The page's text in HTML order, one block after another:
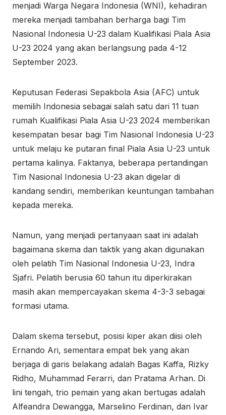
menjadi Warga Negara Indonesia (WNI), kehadiran
mereka menjadi tambahan berharga bagi Tim
Nasional Indonesia U-23 dalam Kualifikasi Piala Asia
U-23 2024 yang akan berlangsung pada 4-12
September 2023.
Keputusan Federasi Sepakbola Asia (AFC) untuk
memilih Indonesia sebagai salah satu dari 11 tuan
rumah Kualifikasi Piala Asia U-23 2024 memberikan
kesempatan besar bagi Tim Nasional Indonesia U-23
untuk melaju ke putaran final Piala Asia U-23 untuk
pertama kalinya. Faktanya, beberapa pertandingan
Tim Nasional Indonesia U-23 akan digelar di
kandang sendiri, memberikan keuntungan tambahan
kepada mereka.
Namun, yang menjadi pertanyaan saat ini adalah
bagaimana skema dan taktik yang akan digunakan
oleh pelatih Tim Nasional Indonesia U-23, Indra
Sjafri. Pelatih berusia 60 tahun itu diperkirakan
masih akan mempercayakan skema 4-3-3 sebagai
formasi utama.
Dalam skema tersebut, posisi kiper akan diisi oleh
Ernando Ari, sementara empat bek yang akan
berjaga di garis belakang adalah Bagas Kaffa, Rizky
Ridho, Muhammad Ferarri, dan Pratama Arhan. Di
lini tengah, trio pemain yang akan bertugas adalah
Alfeandra Dewangga, Marselino Ferdinan, dan Ivar